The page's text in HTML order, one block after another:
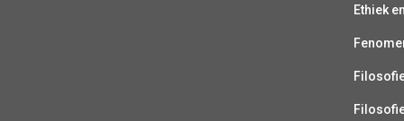
Ethiek